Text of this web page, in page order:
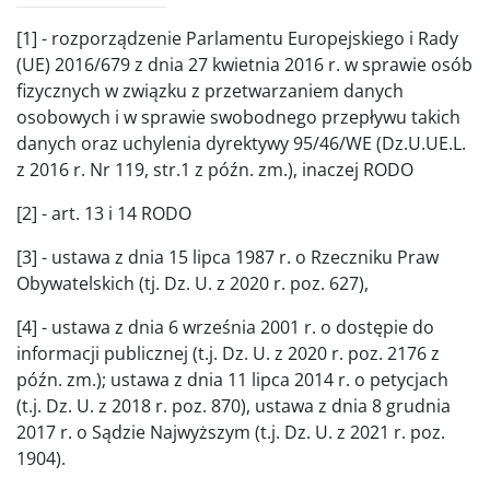
[1] - rozporządzenie Parlamentu Europejskiego i Rady
(UE) 2016/679 z dnia 27 kwietnia 2016 r. w sprawie osób
fizycznych w związku z przetwarzaniem danych
osobowych i w sprawie swobodnego przepływu takich
danych oraz uchylenia dyrektywy 95/46/WE (Dz.U.UE.L.
z 2016 r. Nr 119, str.1 z późn. zm.), inaczej RODO
[2] - art. 13 i 14 RODO
[3] - ustawa z dnia 15 lipca 1987 r. o Rzeczniku Praw
Obywatelskich (tj. Dz. U. z 2020 r. poz. 627),
[4] - ustawa z dnia 6 września 2001 r. o dostępie do
informacji publicznej (t.j. Dz. U. z 2020 r. poz. 2176 z
późn. zm.); ustawa z dnia 11 lipca 2014 r. o petycjach
(t.j. Dz. U. z 2018 r. poz. 870), ustawa z dnia 8 grudnia
2017 r. o Sądzie Najwyższym (t.j. Dz. U. z 2021 r. poz.
1904).